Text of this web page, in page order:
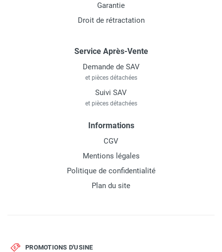
Garantie
Droit de rétractation
Service Après-Vente
Demande de SAV
et pièces détachées
Suivi SAV
et pièces détachées
Informations
CGV
Mentions légales
Politique de confidentialité
Plan du site
PROMOTIONS D'USINE